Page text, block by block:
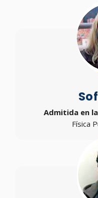
Admitida en
Física